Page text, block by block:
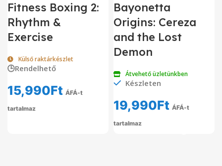
Fitness Boxing 2:
Rhythm &
Exercise
Külső raktárkészlet
🕒Rendelhető
15,990Ft ÁFÁ-t
tartalmaz
Bayonetta
Origins: Cereza
and the Lost
Demon
Átvehető üzletünkben
Készleten
19,990Ft ÁFÁ-t
tartalmaz